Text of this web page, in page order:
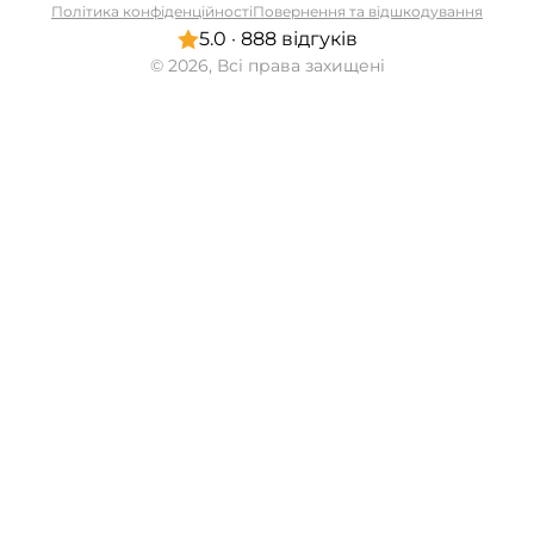
© 2026, Всі права захищені
5.0 · 888 відгуків
Політика конфіденційностіПовернення та відшкодування